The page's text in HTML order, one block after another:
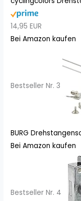
14,95 EUR
Bei Amazon kaufen
Bestseller Nr. 3
BURG
Bei Amazon kaufen
Bestseller Nr. 4